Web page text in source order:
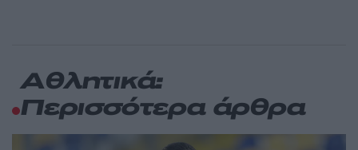
Αθλητικά:
Περισσότερα άρθρα